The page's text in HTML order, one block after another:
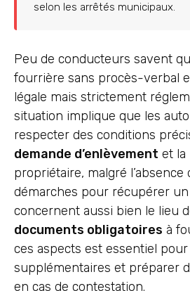
selon les arrêtés municipaux.
Peu de conducteurs savent
fourrière sans procès-verbal
légale mais strictement
situation implique que les
respecter des conditions
demande d’enlèvement et la
propriétaire, malgré l’absence
démarches pour récupérer
concernent aussi bien le lieu
documents obligatoires à
ces aspects est essentiel
supplémentaires et préparer
en cas de contestation.